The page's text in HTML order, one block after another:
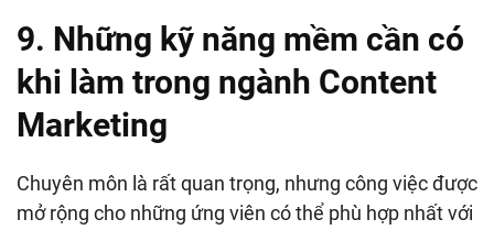
9. Những kỹ năng mềm cần có
khi làm trong ngành Content
Marketing
Chuyên môn là rất quan trọng, nhưng công việc được
mở rộng cho những ứng viên có thể phù hợp nhất với